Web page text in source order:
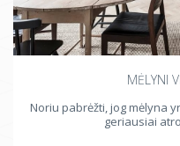
MĖLYNI
Noriu pabrėžti, jog mėlyna
geriausiai